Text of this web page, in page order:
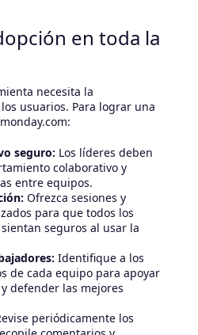
en toda la
necesita la
usuarios. Para lograr una
seguro: Los líderes deben
colaborativo y
entre equipos.
Ofrezca sesiones y
para que todos los
seguros al usar la
Identifique a los
de cada equipo para apoyar
defender las mejores
periódicamente los